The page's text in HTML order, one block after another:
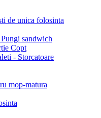
de unica folosinta
sandwich
Copt
- Storcatoare
mop-matura